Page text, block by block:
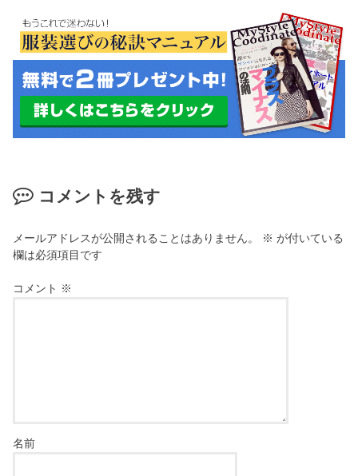
コメントを残す
メールアドレスが公開されることはありません。 ※ が付いている
欄は必須項目です
コメント ※
名前